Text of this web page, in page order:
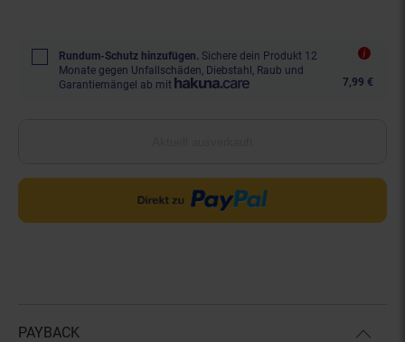
Rundum-Schutz hinzufügen. Sichere dein Produkt 12
Monate gegen Unfallschäden, Diebstahl, Raub und
Garantiemängel ab mit
7,99 €
PAYBACK